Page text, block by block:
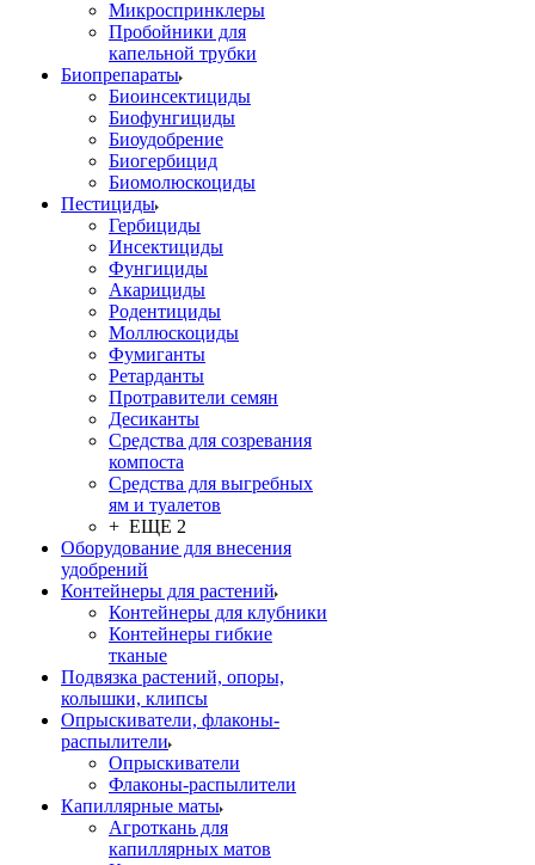
Микроспринклеры
Пробойники для
капельной трубки
Биопрепараты
Биоинсектициды
Биофунгициды
Биоудобрение
Биогербицид
Биомолюскоциды
Пестициды
Гербициды
Инсектициды
Фунгициды
Акарициды
Родентициды
Моллюскоциды
Фумиганты
Ретарданты
Протравители семян
Десиканты
Средства для созревания
компоста
Средства для выгребных
ям и туалетов
+ ЕЩЕ 2
Оборудование для внесения
удобрений
Контейнеры для растений
Контейнеры для клубники
Контейнеры гибкие
тканые
Подвязка растений, опоры,
колышки, клипсы
Опрыскиватели, флаконы-
распылители
Опрыскиватели
Флаконы-распылители
Капиллярные маты
Агроткань для
капиллярных матов